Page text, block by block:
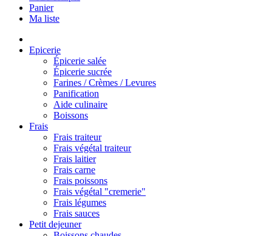
Panier
Ma liste
Epicerie
Épicerie salée
Épicerie sucrée
Farines / Crèmes / Levures
Panification
Aide culinaire
Boissons
Frais
Frais traiteur
Frais végétal traiteur
Frais laitier
Frais carne
Frais poissons
Frais végétal "cremerie"
Frais légumes
Frais sauces
Petit dejeuner